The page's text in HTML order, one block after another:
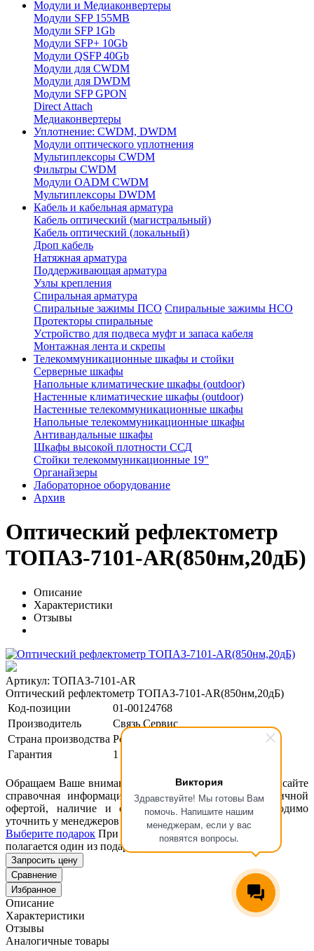
Виктория
Здравствуйте! Мы готовы Вам
помочь. Напишите нашим
менеджерам, если у вас
появятся вопросы.
Модули и Медиаконвертеры
Модули SFP 155MB
Модули SFP 1Gb
Модули SFP+ 10Gb
Модули QSFP 40Gb
Модули для CWDM
Модули для DWDM
Модули SFP GPON
Direct Attach
Медиаконвертеры
Уплотнение: CWDM, DWDM
Модули оптического уплотнения
Мультиплексоры CWDM
Фильтры CWDM
Модули OADM CWDM
Мультиплексоры DWDM
Кабель и кабельная арматура
Кабель оптический (магистральный)
Кабель оптический (локальный)
Дроп кабель
Натяжная арматура
Поддерживающая арматура
Узлы крепления
Спиральная арматура
Спиральные зажимы ПСО Спиральные зажимы НСО
Протекторы спиральные
Устройство для подвеса муфт и запаса кабеля
Монтажная лента и скрепы
Телекоммуникационные шкафы и стойки
Серверные шкафы
Напольные климатические шкафы (outdoor)
Настенные климатические шкафы (outdoor)
Настенные телекоммуникационные шкафы
Напольные телекоммуникационные шкафы
Антивандальные шкафы
Шкафы высокой плотности ССД
Стойки телекоммуникационные 19"
Органайзеры
Лабораторное оборудование
Архив
Оптический рефлектометр
ТОПАЗ-7101-AR(850нм,20дБ)
Описание
Характеристики
Отзывы
Артикул: ТОПАЗ-7101-AR
Оптический рефлектометр ТОПАЗ-7101-AR(850нм,20дБ)
Код-позиции
01-00124768
Производитель
Связь Сервис
Страна производства Россия
Гарантия
1 год
Обращаем Ваше внимание, что размещенная на данном сайте
справочная информация о товарах не является публичной
офертой, наличие и стоимость оборудования необходимо
уточнить у менеджеров ООО "Концепт Технологии".
Выберите подарок При покупке данного товара вам
полагается один из подарков представленных ниже
Запросить цену
Сравнение
Избранное
Описание
Характеристики
Отзывы
Аналогичные товары